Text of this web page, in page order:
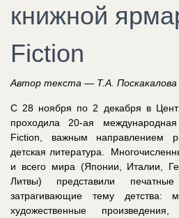
книжной
Fiction
Автор текста — Т.А. Поскакалова
C 28 ноября по 2 декабря в
проходила 20-ая
Fiction, важным направлением
детская литература.
и всего мира (Японии, Италии,
Литвы) представили
затрагивающие тему детства:
художественные